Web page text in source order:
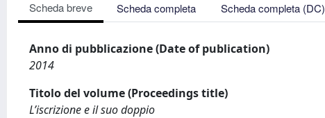
Scheda breve Scheda completa Scheda completa (DC)
Anno di pubblicazione (Date of publication)
2014
Titolo del volume (Proceedings title)
L’iscrizione e il suo doppio